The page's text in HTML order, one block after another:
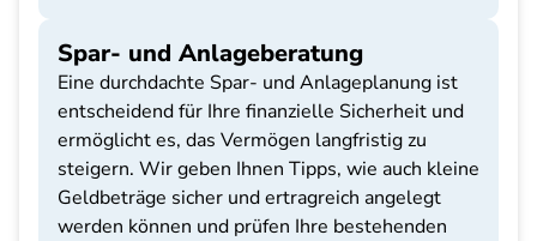
Spar- und Anlageberatung
Eine durchdachte Spar- und Anlageplanung ist
entscheidend für Ihre finanzielle Sicherheit und
ermöglicht es, das Vermögen langfristig zu
steigern. Wir geben Ihnen Tipps, wie auch kleine
Geldbeträge sicher und ertragreich angelegt
werden können und prüfen Ihre bestehenden